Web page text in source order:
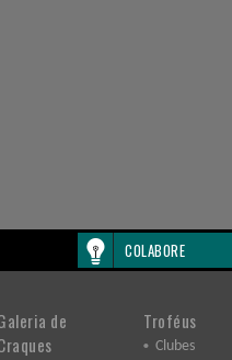
COLABORE
de
Troféus
Clubes